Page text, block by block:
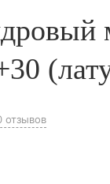
отзывов